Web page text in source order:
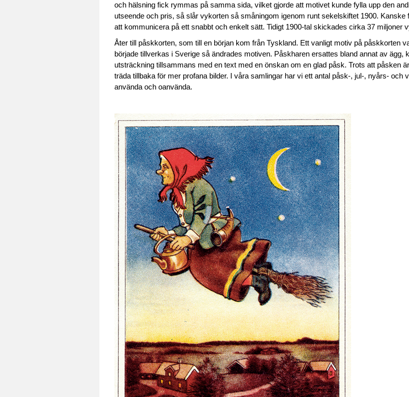
och hälsning fick rymmas på samma sida, vilket gjorde att motivet kunde fylla upp den
utseende och pris, så slår vykorten så småningom igenom runt sekelskiftet 1900.
att kommunicera på ett snabbt och enkelt sätt. Tidigt 1900-tal skickades cirka 37 miljoner
Åter till påskkorten, som till en början kom från Tyskland. Ett vanligt motiv på påskkorten
började tillverkas i Sverige så ändrades motiven. Påskharen ersattes bland annat av ägg,
utsträckning tillsammans med en text med en önskan om en glad påsk. Trots att påsken
träda tillbaka för mer profana bilder. I våra samlingar har vi ett antal påsk-, jul-, nyårs- och
använda och oanvända.